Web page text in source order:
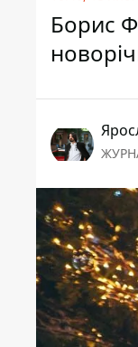
Борис